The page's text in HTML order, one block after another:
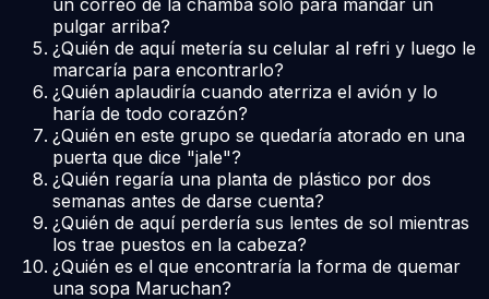
pulgar arriba?
¿Quién de aquí metería su celular al refri y luego le
marcaría para encontrarlo?
¿Quién aplaudiría cuando aterriza el avión y lo
haría de todo corazón?
¿Quién en este grupo se quedaría atorado en una
puerta que dice "jale"?
¿Quién regaría una planta de plástico por dos
semanas antes de darse cuenta?
¿Quién de aquí perdería sus lentes de sol mientras
los trae puestos en la cabeza?
¿Quién es el que encontraría la forma de quemar
una sopa Maruchan?